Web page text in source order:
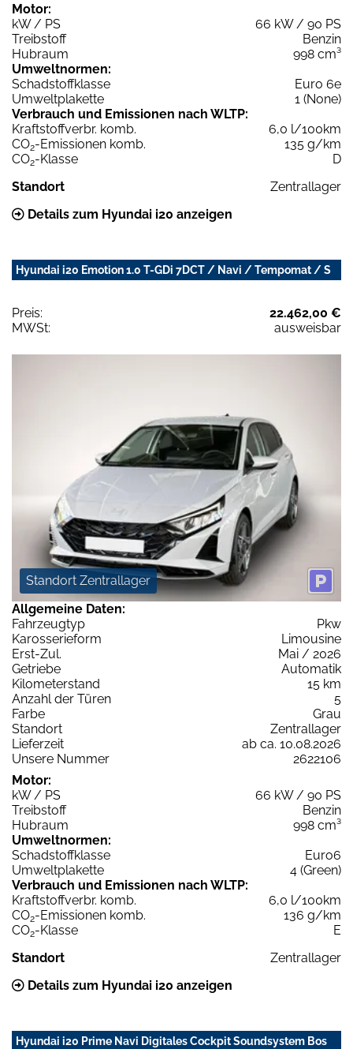
Motor:
kW / PS
66 kW / 90 PS
Treibstoff
Benzin
Hubraum
998 cm³
Umweltnormen:
Schadstoffklasse
Euro 6e
Umweltplakette
1 (None)
Verbrauch und Emissionen nach WLTP:
Kraftstoffverbr. komb.
6,0 l/100km
CO2-Emissionen komb.
135 g/km
CO2-Klasse
D
Standort
Zentrallager
Details zum Hyundai i20 anzeigen
Hyundai i20 Emotion 1.0 T-GDi 7DCT / Navi / Tempomat / S
Preis:
22.462,00 €
MWSt:
ausweisbar
Standort Zentrallager
Allgemeine Daten:
Fahrzeugtyp
Pkw
Karosserieform
Limousine
Erst-Zul.
Mai / 2026
Getriebe
Automatik
Kilometerstand
15 km
Anzahl der Türen
5
Farbe
Grau
Standort
Zentrallager
Lieferzeit
ab ca. 10.08.2026
Unsere Nummer
2622106
Motor:
kW / PS
66 kW / 90 PS
Treibstoff
Benzin
Hubraum
998 cm³
Umweltnormen:
Schadstoffklasse
Euro6
Umweltplakette
4 (Green)
Verbrauch und Emissionen nach WLTP:
Kraftstoffverbr. komb.
6,0 l/100km
CO2-Emissionen komb.
136 g/km
CO2-Klasse
E
Standort
Zentrallager
Details zum Hyundai i20 anzeigen
Hyundai i20 Prime Navi Digitales Cockpit Soundsystem Bos